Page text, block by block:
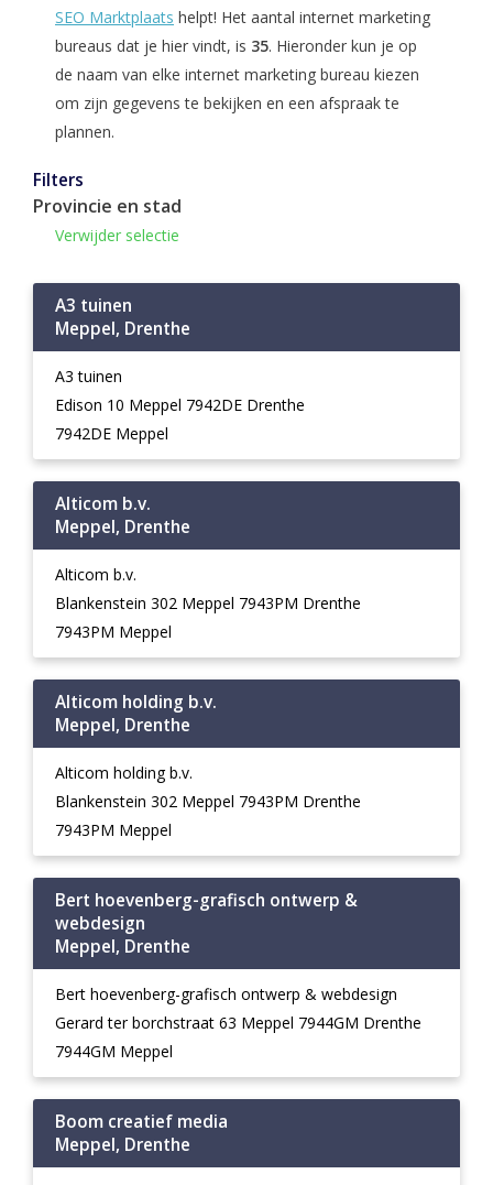
SEO Marktplaats helpt! Het aantal internet marketing
bureaus dat je hier vindt, is 35. Hieronder kun je op
de naam van elke internet marketing bureau kiezen
om zijn gegevens te bekijken en een afspraak te
plannen.
Filters
Provincie en stad
Verwijder selectie
A3 tuinen
Meppel, Drenthe
A3 tuinen
Edison 10 Meppel 7942DE Drenthe
7942DE Meppel
Alticom b.v.
Meppel, Drenthe
Alticom b.v.
Blankenstein 302 Meppel 7943PM Drenthe
7943PM Meppel
Alticom holding b.v.
Meppel, Drenthe
Alticom holding b.v.
Blankenstein 302 Meppel 7943PM Drenthe
7943PM Meppel
Bert hoevenberg-grafisch ontwerp &
webdesign
Meppel, Drenthe
Bert hoevenberg-grafisch ontwerp & webdesign
Gerard ter borchstraat 63 Meppel 7944GM Drenthe
7944GM Meppel
Boom creatief media
Meppel, Drenthe